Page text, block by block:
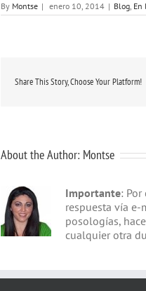
By Montse | enero 10, 2014 | Blog, En
Share This Story, Choose Your Platform!
About the Author: Montse
Importante: Por
respuesta vía e-
posologías,
cualquier otra